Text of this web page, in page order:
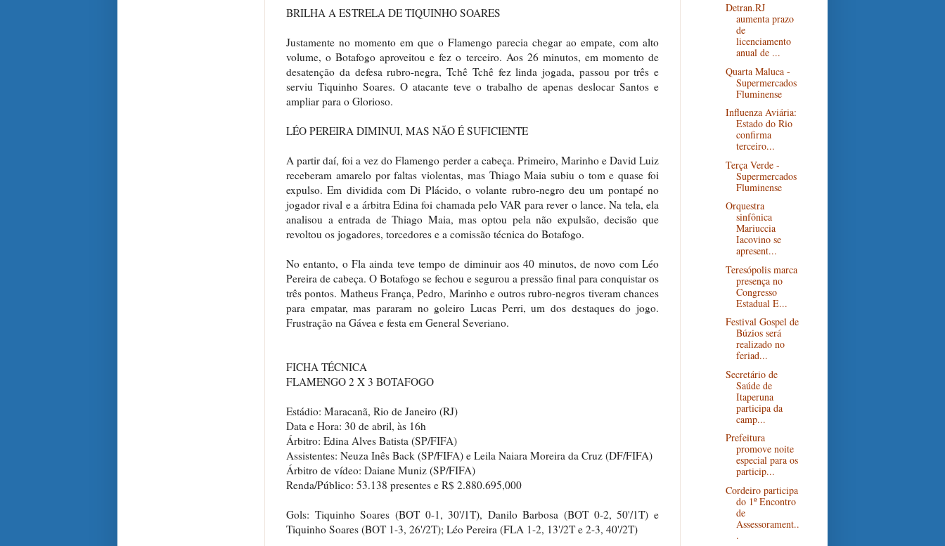
BRILHA A ESTRELA DE TIQUINHO SOARES
Justamente no momento em que o Flamengo parecia chegar ao empate, com alto
volume, o Botafogo aproveitou e fez o terceiro. Aos 26 minutos, em momento de
desatenção da defesa rubro-negra, Tchê Tchê fez linda jogada, passou por três e
serviu Tiquinho Soares. O atacante teve o trabalho de apenas deslocar Santos e
ampliar para o Glorioso.
LÉO PEREIRA DIMINUI, MAS NÃO É SUFICIENTE
A partir daí, foi a vez do Flamengo perder a cabeça. Primeiro, Marinho e David Luiz
receberam amarelo por faltas violentas, mas Thiago Maia subiu o tom e quase foi
expulso. Em dividida com Di Plácido, o volante rubro-negro deu um pontapé no
jogador rival e a árbitra Edina foi chamada pelo VAR para rever o lance. Na tela, ela
analisou a entrada de Thiago Maia, mas optou pela não expulsão, decisão que
revoltou os jogadores, torcedores e a comissão técnica do Botafogo.
No entanto, o Fla ainda teve tempo de diminuir aos 40 minutos, de novo com Léo
Pereira de cabeça. O Botafogo se fechou e segurou a pressão final para conquistar os
três pontos. Matheus França, Pedro, Marinho e outros rubro-negros tiveram chances
para empatar, mas pararam no goleiro Lucas Perri, um dos destaques do jogo.
Frustração na Gávea e festa em General Severiano.
FICHA TÉCNICA
FLAMENGO 2 X 3 BOTAFOGO
Estádio: Maracanã, Rio de Janeiro (RJ)
Data e Hora: 30 de abril, às 16h
​Árbitro: Edina Alves Batista (SP/FIFA)
Assistentes: Neuza Inês Back (SP/FIFA) e Leila Naiara Moreira da Cruz (DF/FIFA)
Árbitro de vídeo: Daiane Muniz (SP/FIFA)
Renda/Público: 53.138 presentes e R$ 2.880.695,000
Gols: Tiquinho Soares (BOT 0-1, 30'/1T), Danilo Barbosa (BOT 0-2, 50'/1T) e
Tiquinho Soares (BOT 1-3, 26'/2T); Léo Pereira (FLA 1-2, 13'/2T e 2-3, 40'/2T)
Detran.RJ
aumenta prazo
de
licenciamento
anual de ...
Quarta Maluca -
Supermercados
Fluminense
Influenza Aviária:
Estado do Rio
confirma
terceiro...
Terça Verde -
Supermercados
Fluminense
Orquestra
sinfônica
Mariuccia
Iacovino se
apresent...
Teresópolis marca
presença no
Congresso
Estadual E...
Festival Gospel de
Búzios será
realizado no
feriad...
Secretário de
Saúde de
Itaperuna
participa da
camp...
Prefeitura
promove noite
especial para os
particip...
Cordeiro participa
do 1º Encontro
de
Assessorament..
.